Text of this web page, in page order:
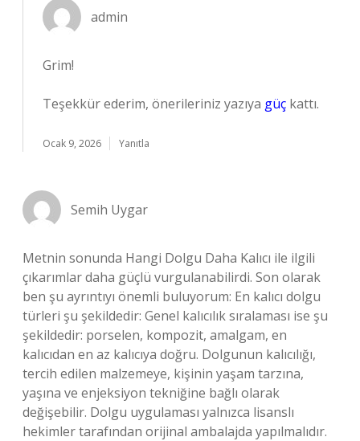
admin
Grim!
Teşekkür ederim, önerileriniz yazıya güç kattı.
Ocak 9, 2026 Yanıtla
Semih Uygar
Metnin sonunda Hangi Dolgu Daha Kalıcı ile ilgili
çıkarımlar daha güçlü vurgulanabilirdi. Son olarak
ben şu ayrıntıyı önemli buluyorum: En kalıcı dolgu
türleri şu şekildedir: Genel kalıcılık sıralaması ise şu
şekildedir: porselen, kompozit, amalgam, en
kalıcıdan en az kalıcıya doğru. Dolgunun kalıcılığı,
tercih edilen malzemeye, kişinin yaşam tarzına,
yaşına ve enjeksiyon tekniğine bağlı olarak
değişebilir. Dolgu uygulaması yalnızca lisanslı
hekimler tarafından orijinal ambalajda yapılmalıdır.